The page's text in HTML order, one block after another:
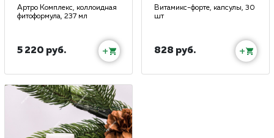
Артро Комплекс, коллоидная
фитоформула, 237 мл
5 220 руб. +
Витамикс-форте, капсулы, 30
шт
828 руб. +